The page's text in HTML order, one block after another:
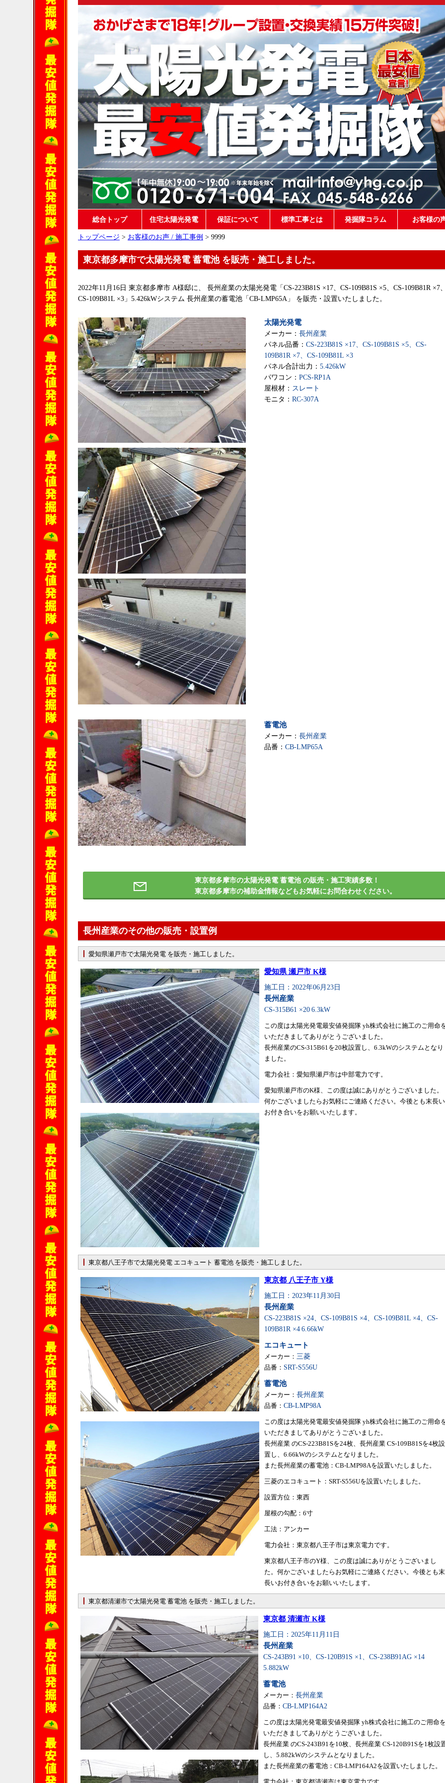
総合トップ 住宅太陽光発電 保証について 標準工事とは 発掘隊コラム お客様の
トップページ > お客様のお声 / 施工事例 > 9999
東京都多摩市で太陽光発電 蓄電池 を販売・施工しました。
2022年11月16日 東京都多摩市 A様邸に、 長州産業の太陽光発電「CS-223B81S ×17、CS-109B81S ×5、CS-109B81R ×7
CS-109B81L ×3」5.426kWシステム 長州産業の蓄電池「CB-LMP65A」 を販売・設置いたしました。
太陽光発電
メーカー： 長州産業
パネル品番： CS-223B81S ×17、CS-109B81S ×5、CS-
109B81R ×7、CS-109B81L ×3
パネル合計出力： 5.426kW
パワコン： PCS-RP1A
屋根材： スレート
モニタ： RC-307A
蓄電池
メーカー： 長州産業
品番： CB-LMP65A
東京都多摩市の太陽光発電 蓄電池 の販売・施工実績多数！
東京都多摩市の補助金情報などもお気軽にお問合わせください。
長州産業のその他の販売・設置例
愛知県瀬戸市で太陽光発電 を販売・施工しました。
愛知県 瀬戸市 K様
施工日：2022年06月23日
長州産業
CS-315B61 ×20 6.3kW
この度は太陽光発電最安値発掘隊 yh株式会社に施工のご用命
いただきましてありがとうございました。
長州産業のCS-315B61を20枚設置し、6.3kWのシステムとなり
ました。
電力会社：愛知県瀬戸市は中部電力です。
愛知県瀬戸市のK様、この度は誠にありがとうございました。
何かございましたらお気軽にご連絡ください。今後とも末長い
お付き合いをお願いいたします。
東京都八王子市で太陽光発電 エコキュート 蓄電池 を販売・施工しました。
東京都 八王子市 Y様
施工日：2023年11月30日
長州産業
CS-223B81S ×24、CS-109B81S ×4、CS-109B81L ×4、CS-
109B81R ×4 6.66kW
エコキュート
メーカー： 三菱
品番： SRT-S556U
蓄電池
メーカー： 長州産業
品番： CB-LMP98A
この度は太陽光発電最安値発掘隊 yh株式会社に施工のご用命
いただきましてありがとうございました。
長州産業 のCS-223B81Sを24枚、長州産業 CS-109B81Sを4枚設
置し、6.66kWのシステムとなりました。
また長州産業の蓄電池：CB-LMP98Aを設置いたしました。
三菱のエコキュート：SRT-S556Uを設置いたしました。
設置方位：東西
屋根の勾配：6寸
工法：アンカー
電力会社：東京都八王子市は東京電力です。
東京都八王子市のY様、この度は誠にありがとうございまし
た。何かございましたらお気軽にご連絡ください。今後とも末
長いお付き合いをお願いいたします。
東京都清瀬市で太陽光発電 蓄電池 を販売・施工しました。
東京都 清瀬市 K様
施工日：2025年11月11日
長州産業
CS-243B91 ×10、CS-120B91S ×1、CS-238B91AG ×14
5.882kW
蓄電池
メーカー： 長州産業
品番： CB-LMP164A2
この度は太陽光発電最安値発掘隊 yh株式会社に施工のご用命
いただきましてありがとうございました。
長州産業 のCS-243B91を10枚、長州産業 CS-120B91Sを1枚設
し、5.882kWのシステムとなりました。
また長州産業の蓄電池：CB-LMP164A2を設置いたしました。